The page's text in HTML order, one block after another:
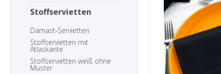
Stoffservietten
Damast-Servietten
Stoffservietten mit
Atlaskante
Stoffservietten weiß ohne
Muster